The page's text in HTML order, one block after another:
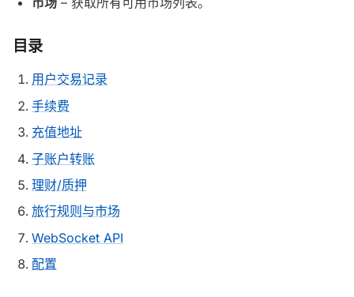
目录
用户交易记录
手续费
充值地址
子账户转账
理财/质押
旅行规则与市场
WebSocket API
配置